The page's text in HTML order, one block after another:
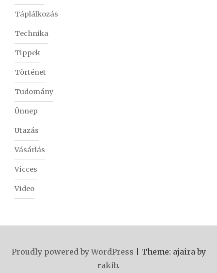
Táplálkozás
Technika
Tippek
Történet
Tudomány
Ünnep
Utazás
Vásárlás
Vicces
Video
Proudly powered by WordPress
Theme: ajaira by
rakib.